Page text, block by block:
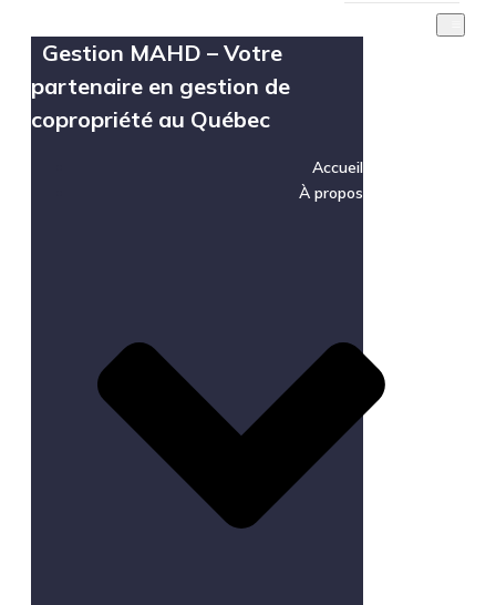
Gestion MAHD – Votre
partenaire en gestion de
copropriété au Québec
Accueil
À propos